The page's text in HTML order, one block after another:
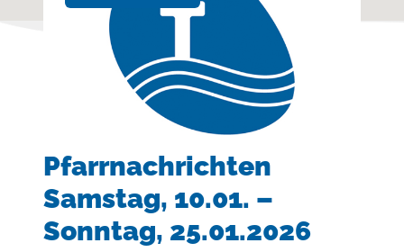
Pfarrnachrichten
Samstag, 10.01. –
Sonntag, 25.01.2026